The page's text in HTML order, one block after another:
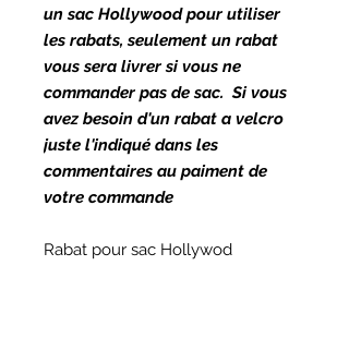
un sac Hollywood pour utiliser
les rabats, seulement un rabat
vous sera livrer si vous ne
commander pas de sac. Si vous
avez besoin d'un rabat a velcro
juste l'indiqué dans les
commentaires au paiment de
votre commande
Rabat pour sac Hollywod